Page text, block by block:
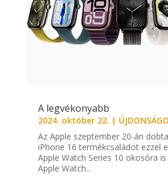
A legvékonyabb
2024. október 22. |
Az Apple szeptember 20-án
iPhone 16 termékcsaládot ezzel
Apple Watch Series 10 okosóra
Apple Watch...